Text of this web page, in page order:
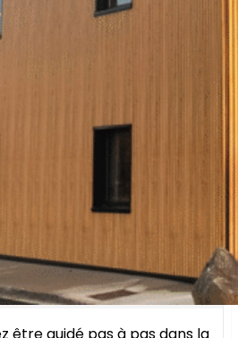
être guidé pas à pas dans la